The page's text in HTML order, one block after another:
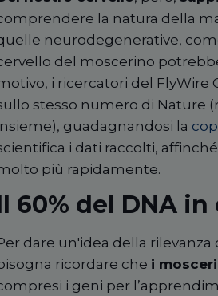
la natura della
neurodegenerative,
del moscerino
i ricercatori del
stesso numero di Nature
guadagnandosi la
i dati raccolti,
più rapidamente.
60% del DNA
dare un'idea della
ricordare che i
i geni per l ’